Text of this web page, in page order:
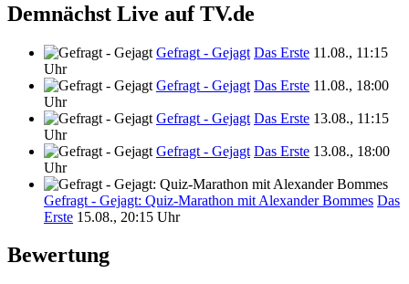
Demnächst Live auf TV.de
Gefragt - Gejagt Das Erste 11.08., 11:15
Uhr
Gefragt - Gejagt Das Erste 11.08., 18:00
Uhr
Gefragt - Gejagt Das Erste 13.08., 11:15
Uhr
Gefragt - Gejagt Das Erste 13.08., 18:00
Uhr
Gefragt - Gejagt: Quiz-Marathon mit Alexander Bommes Das
Erste 15.08., 20:15 Uhr
Bewertung